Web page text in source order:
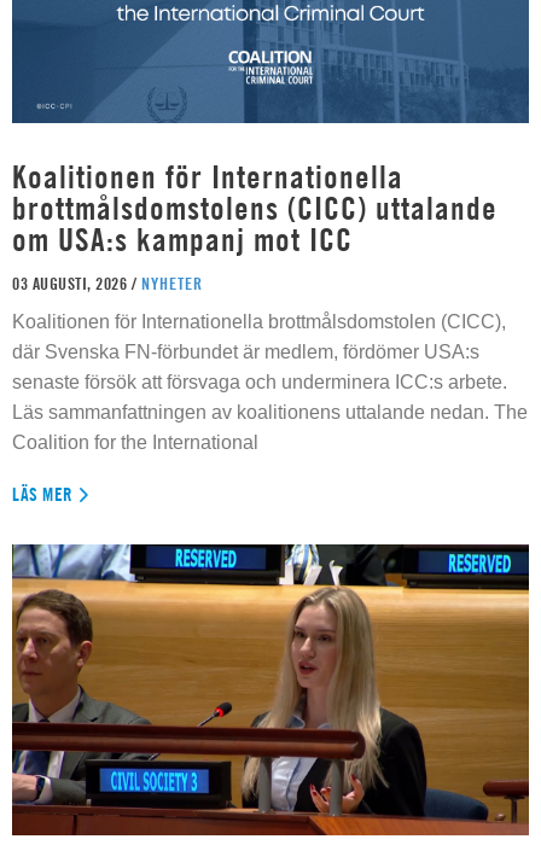
Koalitionen för Internationella
brottmålsdomstolens (CICC) uttalande
om USA:s kampanj mot ICC
03 AUGUSTI, 2026 / NYHETER
Koalitionen för Internationella brottmålsdomstolen (CICC),
där Svenska FN-förbundet är medlem, fördömer USA:s
senaste försök att försvaga och underminera ICC:s arbete.
Läs sammanfattningen av koalitionens uttalande nedan. The
Coalition for the International
LÄS MER